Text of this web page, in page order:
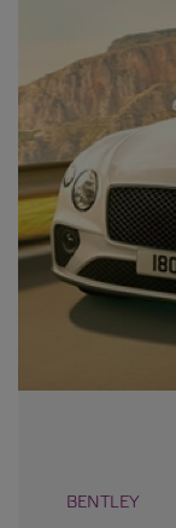
BENTLEY